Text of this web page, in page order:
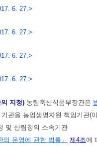
6. 27.>
6. 27.>
6. 27.>
6. 27.>
지정) 농림축산식품부장관은
관을 농업생명자원 책임기관(
및 산림청의 소속기관
의 운영에 관한 법률」 제4조에